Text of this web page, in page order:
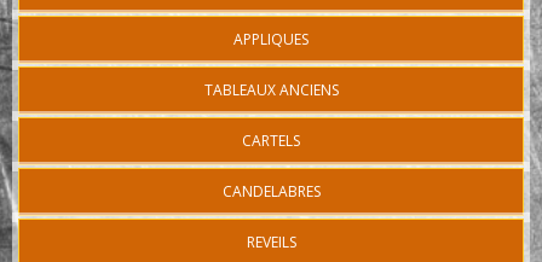
APPLIQUES
TABLEAUX ANCIENS
CARTELS
CANDELABRES
REVEILS